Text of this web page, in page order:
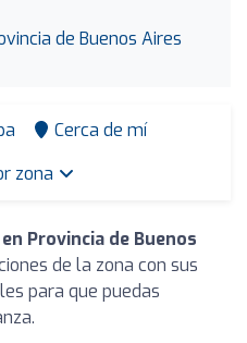
de Buenos Aires
Cerca de mí
zona
Provincia de Buenos
de la zona con sus
para que puedas